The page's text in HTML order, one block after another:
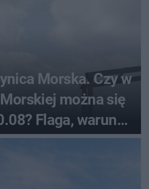
Morska. Czy w
można się
Flaga, warunki
pogodowe